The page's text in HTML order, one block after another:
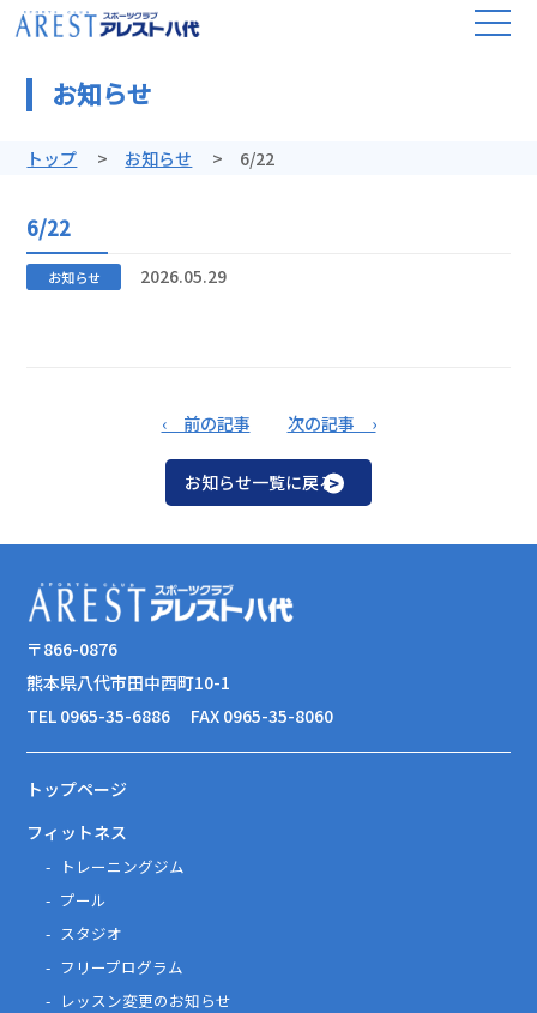
お知らせ
トップ お知らせ 6/22
6/22
お知らせ 2026.05.29
‹ 前の記事 次の記事 ›
お知らせ一覧に戻る
〒866-0876
熊本県八代市田中西町10-1
TEL 0965-35-6886
FAX 0965-35-8060
トップページ
フィットネス
トレーニングジム
プール
スタジオ
フリープログラム
レッスン変更のお知らせ